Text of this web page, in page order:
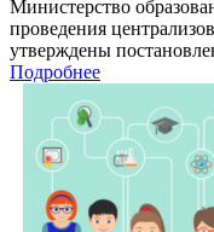
Министерство
проведения
утверждены
Подробнее